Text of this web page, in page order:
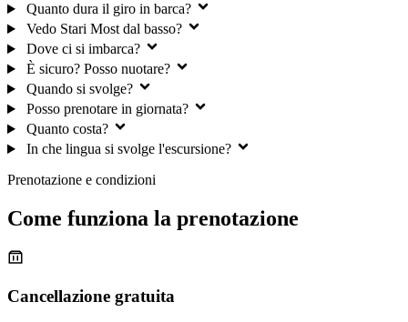
Quanto dura il giro in barca?
Vedo Stari Most dal basso?
Dove ci si imbarca?
È sicuro? Posso nuotare?
Quando si svolge?
Posso prenotare in giornata?
Quanto costa?
In che lingua si svolge l'escursione?
Prenotazione e condizioni
Come funziona la prenotazione
Cancellazione gratuita